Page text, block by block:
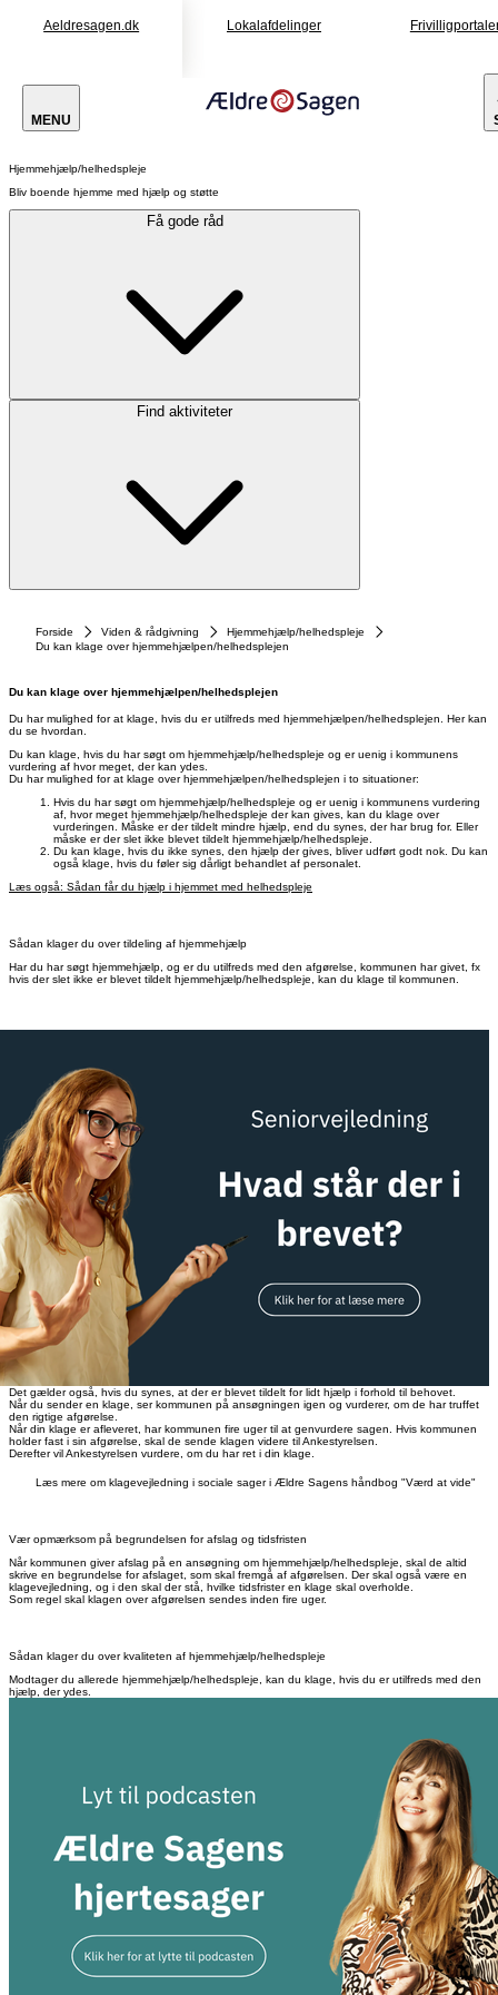
Aeldresagen.dk Lokalafdelinger
MENU
Hjemmehjælp/helhedspleje
Bliv boende hjemme med hjælp og støtte
Få gode råd
Find aktiviteter
Forside Viden & rådgivning
Hjemmehjælp/helhedspleje
Du kan klage over hjemmehjælpen/helhedsplejen
Du kan klage over hjemmehjælpen/helhedsplejen
Du har mulighed for at klage, hvis du er utilfreds med hjemmehjælpen/helhedsplejen. Her kan
du se hvordan.
Du kan klage, hvis du har søgt om hjemmehjælp/helhedspleje og er uenig i kommunens
vurdering af hvor meget, der kan ydes.
Du har mulighed for at klage over hjemmehjælpen/helhedsplejen i to situationer:
Hvis du har søgt om hjemmehjælp/helhedspleje og er uenig i kommunens vurdering
af, hvor meget hjemmehjælp/helhedspleje der kan gives, kan du klage over
vurderingen. Måske er der tildelt mindre hjælp, end du synes, der har brug for. Eller
måske er der slet ikke blevet tildelt hjemmehjælp/helhedspleje.
Du kan klage, hvis du ikke synes, den hjælp der gives, bliver udført godt nok. Du kan
også klage, hvis du føler sig dårligt behandlet af personalet.
Læs også: Sådan får du hjælp i hjemmet med helhedspleje
Sådan klager du over tildeling af hjemmehjælp
Har du har søgt hjemmehjælp, og er du utilfreds med den afgørelse, kommunen har givet, fx
hvis der slet ikke er blevet tildelt hjemmehjælp/helhedspleje, kan du klage til kommunen.
Det gælder også, hvis du synes, at der er blevet tildelt for lidt hjælp i forhold til behovet.
Når du sender en klage, ser kommunen på ansøgningen igen og vurderer, om de har truffet
den rigtige afgørelse.
Når din klage er afleveret, har kommunen fire uger til at genvurdere sagen. Hvis kommunen
holder fast i sin afgørelse, skal de sende klagen videre til Ankestyrelsen.
Derefter vil Ankestyrelsen vurdere, om du har ret i din klage.
Læs mere om klagevejledning i sociale sager i Ældre Sagens håndbog "Værd at vide"
Vær opmærksom på begrundelsen for afslag og tidsfristen
Når kommunen giver afslag på en ansøgning om hjemmehjælp/helhedspleje, skal de altid
skrive en begrundelse for afslaget, som skal fremgå af afgørelsen. Der skal også være en
klagevejledning, og i den skal der stå, hvilke tidsfrister en klage skal overholde.
Som regel skal klagen over afgørelsen sendes inden fire uger.
Sådan klager du over kvaliteten af hjemmehjælp/helhedspleje
Modtager du allerede hjemmehjælp/helhedspleje, kan du klage, hvis du er utilfreds med den
hjælp, der ydes.